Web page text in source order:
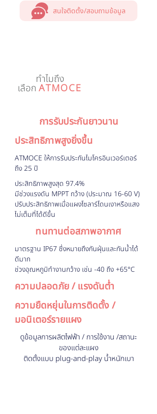
สนใจติดตั้ง/สอบถามข้อมูล
ทำไมถึง
เลือก ATMOCE
การรับประกันยาวนาน
ประสิทธิภาพสูงยิ่งขึ้น
ATMOCE ให้การรับประกันไมโครอินเวอร์เตอร์
ถึง 25 ปี
ประสิทธิภาพสูงสุด 97.4%
มีช่วงแรงดัน MPPT กว้าง (ประมาณ 16-60 V)
ปรับประสิทธิภาพเมื่อแผงโซลาร์โดนเงาหรือแสง
ไม่เต็มที่ได้ดีขึ้น
ทนทานต่อสภาพอากาศ
มาตรฐาน IP67 ซึ่งหมายถึงกันฝุ่นและกันน้ำได้
ดีมาก
ช่วงอุณหภูมิทำงานกว้าง เช่น −40 ถึง +65°C
ความปลอดภัย / แรงดันต่ำ
ความยืดหยุ่นในการติดตั้ง /
มอนิเตอร์รายแผง
ดูข้อมูลการผลิตไฟฟ้า / การใช้งาน /สถานะ
ของแต่ละแผง
ติดตั้งแบบ plug-and-play น้ำหนักเบา